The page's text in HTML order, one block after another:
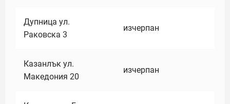
Дупница ул.
Раковска 3
изчерпан
Казанлък ул.
Македония 20
изчерпан